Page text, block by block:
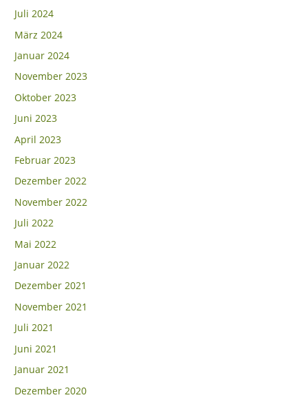
Juli 2024
März 2024
Januar 2024
November 2023
Oktober 2023
Juni 2023
April 2023
Februar 2023
Dezember 2022
November 2022
Juli 2022
Mai 2022
Januar 2022
Dezember 2021
November 2021
Juli 2021
Juni 2021
Januar 2021
Dezember 2020